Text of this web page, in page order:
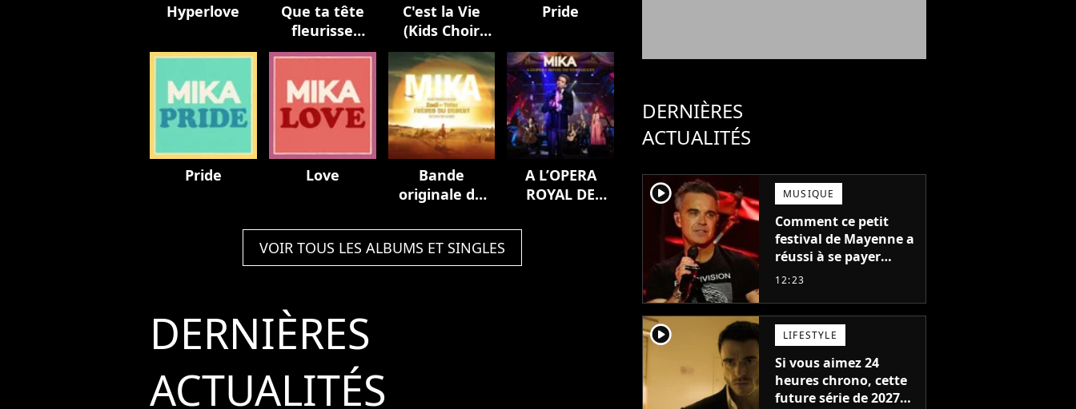
Hyperlove
Que ta tête
fleurisse
toujours
C'est la Vie
(Kids Choir
Version / avec
La Maitrise
Populaire)
Pride
Pride Love
Bande
originale du
Téhu, frères
du désert
A L’OPERA
ROYAL DE
VOIR TOUS LES ALBUMS ET SINGLES
DERNIÈRES
ACTUALITÉS
DERNIÈRES
ACTUALITÉS
player2 MUSIQUE
Comment ce petit
festival de Mayenne a
réussi à se payer
Robbie Williams, Jul et
12:23
player2 LIFESTYLE
Si vous aimez 24
heures chrono, cette
future série de 2027